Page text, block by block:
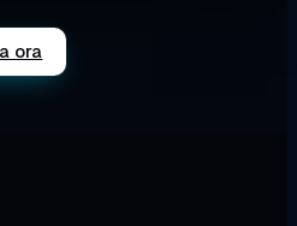
ora